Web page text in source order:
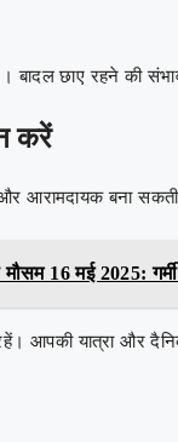
। बादल छाए रहने की
करें
बना सकती
16 मई 2025:
आपकी यात्रा और